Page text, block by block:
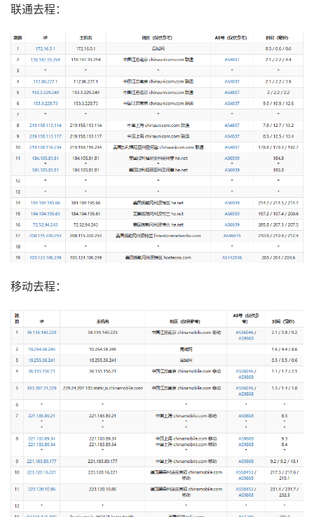
联通去程：
移动去程：